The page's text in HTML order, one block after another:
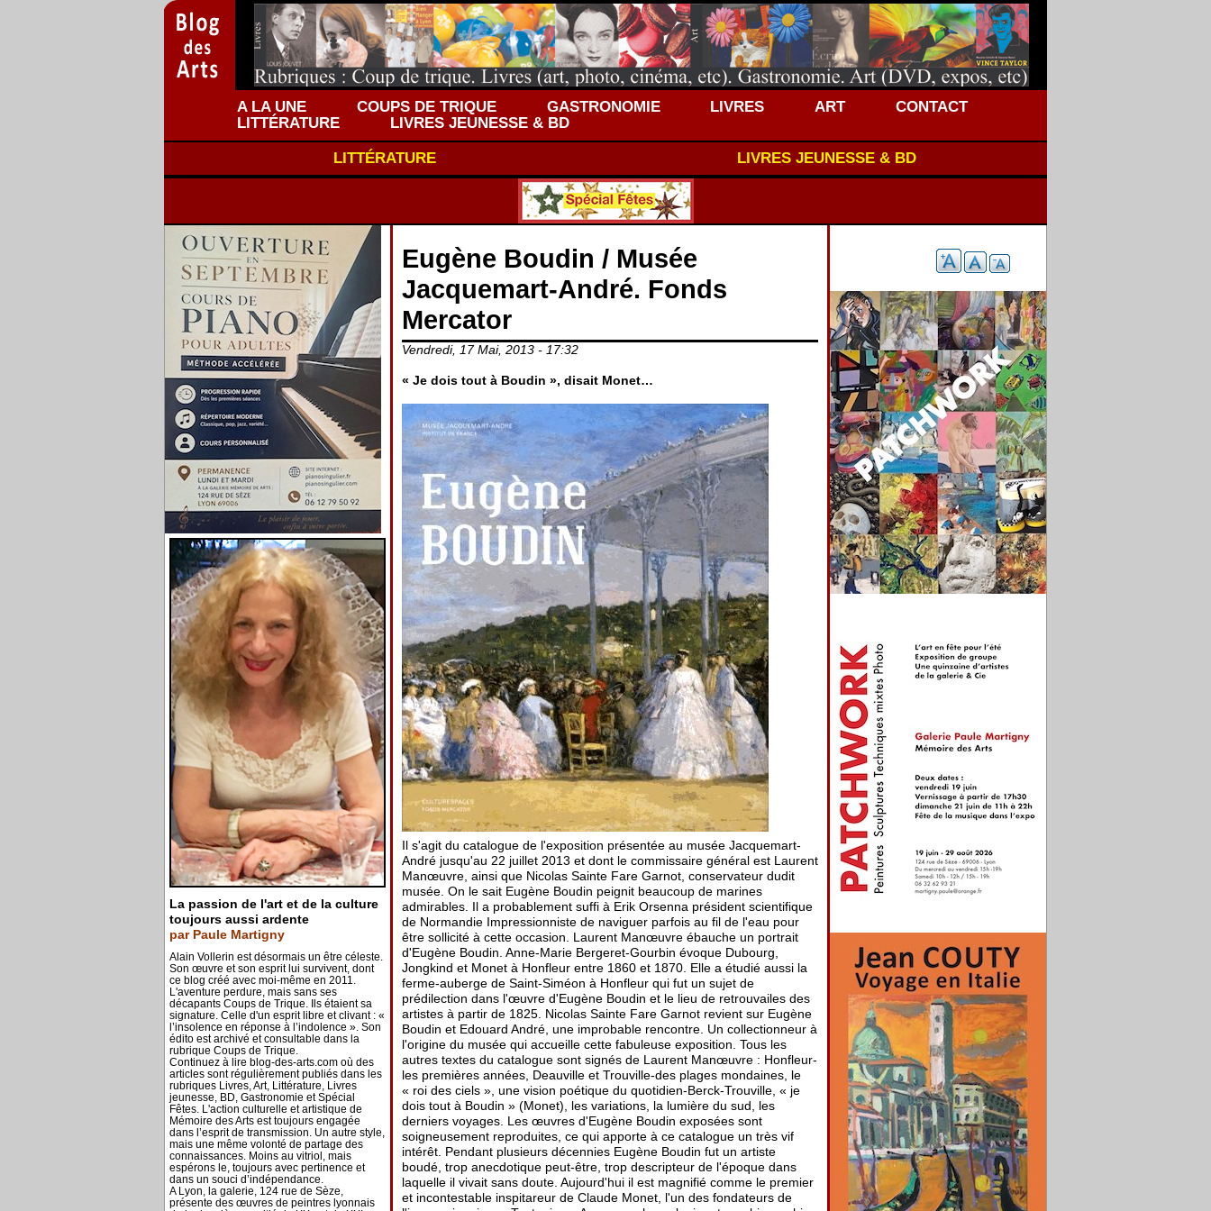
A LA UNE COUPS DE TRIQUE GASTRONOMIE LIVRES ART
CONTACT
LITTÉRATURE
LIVRES JEUNESSE & BD
LITTÉRATURE
LIVRES JEUNESSE & BD
La passion de l'art et de la culture
toujours aussi ardente
par Paule Martigny
Alain Vollerin est désormais un être céleste.
Son œuvre et son esprit lui survivent, dont
ce blog créé avec moi-même en 2011.
L'aventure perdure, mais sans ses
décapants Coups de Trique. Ils étaient sa
signature. Celle d'un esprit libre et clivant : «
l’insolence en réponse à l’indolence ». Son
édito est archivé et consultable dans la
rubrique Coups de Trique.
Continuez à lire blog-des-arts.com où des
articles sont régulièrement publiés dans les
rubriques Livres, Art, Littérature, Livres
jeunesse, BD, Gastronomie et Spécial
Fêtes. L'action culturelle et artistique de
Mémoire des Arts est toujours engagée
dans l’esprit de transmission. Un autre style,
mais une même volonté de partage des
connaissances. Moins au vitriol, mais
espérons le, toujours avec pertinence et
dans un souci d’indépendance.
A Lyon, la galerie, 124 rue de Sèze,
présente des œuvres de peintres lyonnais
Eugène Boudin / Musée
Jacquemart-André. Fonds
Mercator
Vendredi, 17 Mai, 2013 - 17:32
« Je dois tout à Boudin », disait Monet…
Il s'agit du catalogue de l'exposition présentée au musée Jacquemart-
André jusqu'au 22 juillet 2013 et dont le commissaire général est Laurent
Manœuvre, ainsi que Nicolas Sainte Fare Garnot, conservateur dudit
musée. On le sait Eugène Boudin peignit beaucoup de marines
admirables. Il a probablement suffi à Erik Orsenna président scientifique
de Normandie Impressionniste de naviguer parfois au fil de l'eau pour
être sollicité à cette occasion. Laurent Manœuvre ébauche un portrait
d'Eugène Boudin. Anne-Marie Bergeret-Gourbin évoque Dubourg,
Jongkind et Monet à Honfleur entre 1860 et 1870. Elle a étudié aussi la
ferme-auberge de Saint-Siméon à Honfleur qui fut un sujet de
prédilection dans l'œuvre d'Eugène Boudin et le lieu de retrouvailes des
artistes à partir de 1825. Nicolas Sainte Fare Garnot revient sur Eugène
Boudin et Edouard André, une improbable rencontre. Un collectionneur à
l'origine du musée qui accueille cette fabuleuse exposition. Tous les
autres textes du catalogue sont signés de Laurent Manœuvre : Honfleur-
les premières années, Deauville et Trouville-des plages mondaines, le
« roi des ciels », une vision poétique du quotidien-Berck-Trouville, « je
dois tout à Boudin » (Monet), les variations, la lumière du sud, les
derniers voyages. Les œuvres d'Eugène Boudin exposées sont
soigneusement reproduites, ce qui apporte à ce catalogue un très vif
intérêt. Pendant plusieurs décennies Eugène Boudin fut un artiste
boudé, trop anecdotique peut-être, trop descripteur de l'époque dans
laquelle il vivait sans doute. Aujourd'hui il est magnifié comme le premier
et incontestable inspitareur de Claude Monet, l'un des fondateurs de